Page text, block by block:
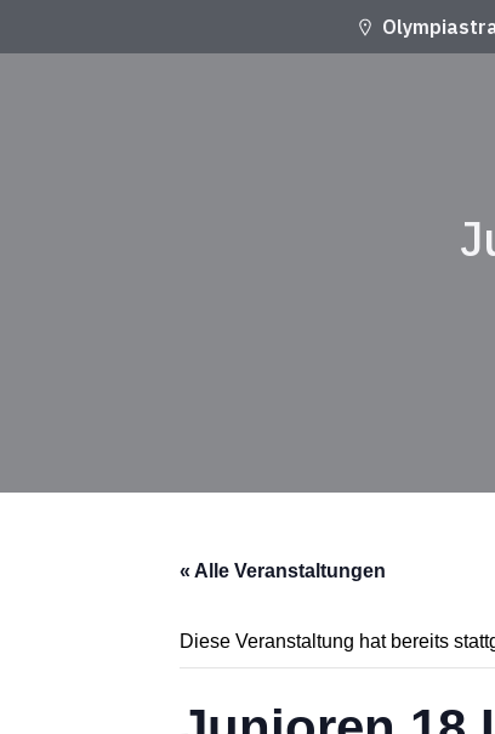
« Alle Veranstaltungen
Diese Veranstaltung hat bereits